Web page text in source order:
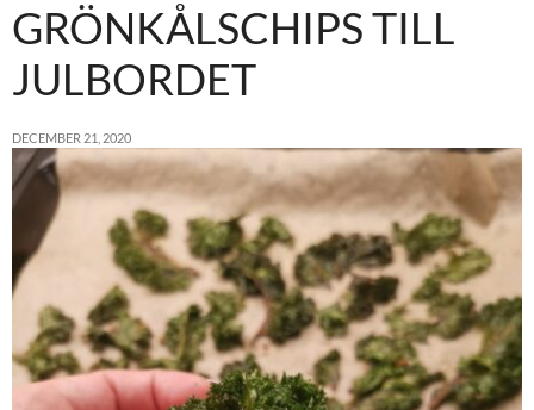
GRÖNKÅLSCHIPS TILL
JULBORDET
DECEMBER 21, 2020